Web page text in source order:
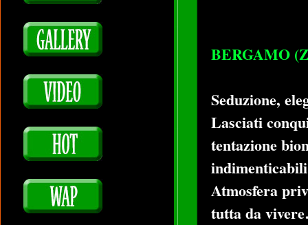
BERGAMO
Seduzione,
Lasciati
tentazione
Atmosfera
tutta da